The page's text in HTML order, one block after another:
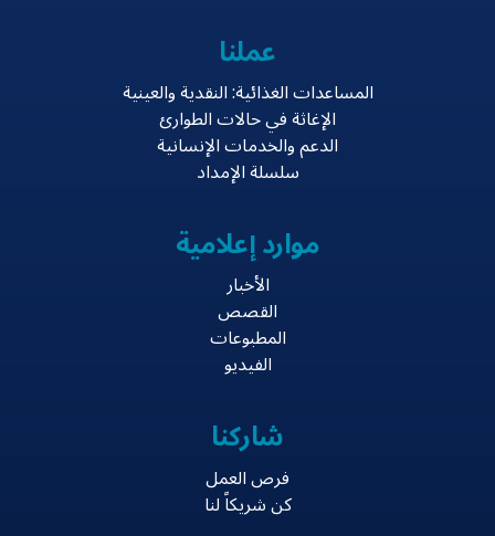
عملنا
المساعدات الغذائية: النقدية والعينية
الإغاثة في حالات الطوارئ
الدعم والخدمات الإنسانية
سلسلة الإمداد
موارد إعلامية
الأخبار
القصص
المطبوعات
الفيديو
شاركنا
فرص العمل
كن شريكاً لنا